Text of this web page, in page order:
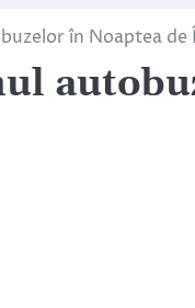
în Noaptea de